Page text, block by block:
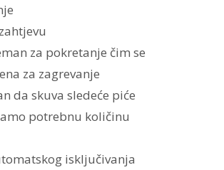
za pokretanje čim se
za zagrevanje
da skuva sledeće piće
potrebnu količinu
isključivanja